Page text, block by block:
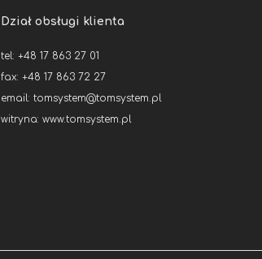
Dział obsługi klienta
tel: +48 17 863 27 01
fax: +48 17 863 72 27
email: tomsystem@tomsystem.pl
witryna: www.tomsystem.pl